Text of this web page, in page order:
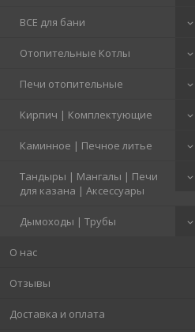
ВСЕ для бани
Отопительные Котлы
Печи отопительные
Кирпич | Комплектующие
Каминное | Печное литье
Тандыры | Мангалы | Печи
для казана | Аксессуары
Дымоходы | Трубы
О нас
Отзывы
Доставка и оплата